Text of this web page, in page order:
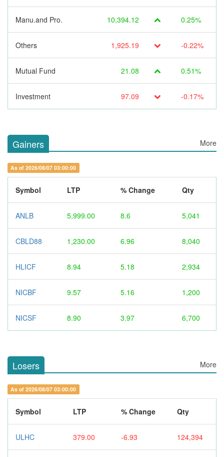
Manu.and Pro. 10,394.12 0.25%
Others 1,925.19 -0.22%
Mutual Fund 21.08 0.51%
Investment 97.09 -0.17%
Gainers More
As of 2026/08/07 03:00:00
Symbol LTP % Change Qty
ANLB 5,999.00 8.6 5,041
CBLD88 1,230.00 6.96 8,040
HLICF 8.94 5.18 2,934
NICBF 9.57 5.16 1,200
NICSF 8.90 3.97 6,700
Losers More
As of 2026/08/07 03:00:00
Symbol LTP % Change Qty
ULHC 379.00 -6.93 124,394